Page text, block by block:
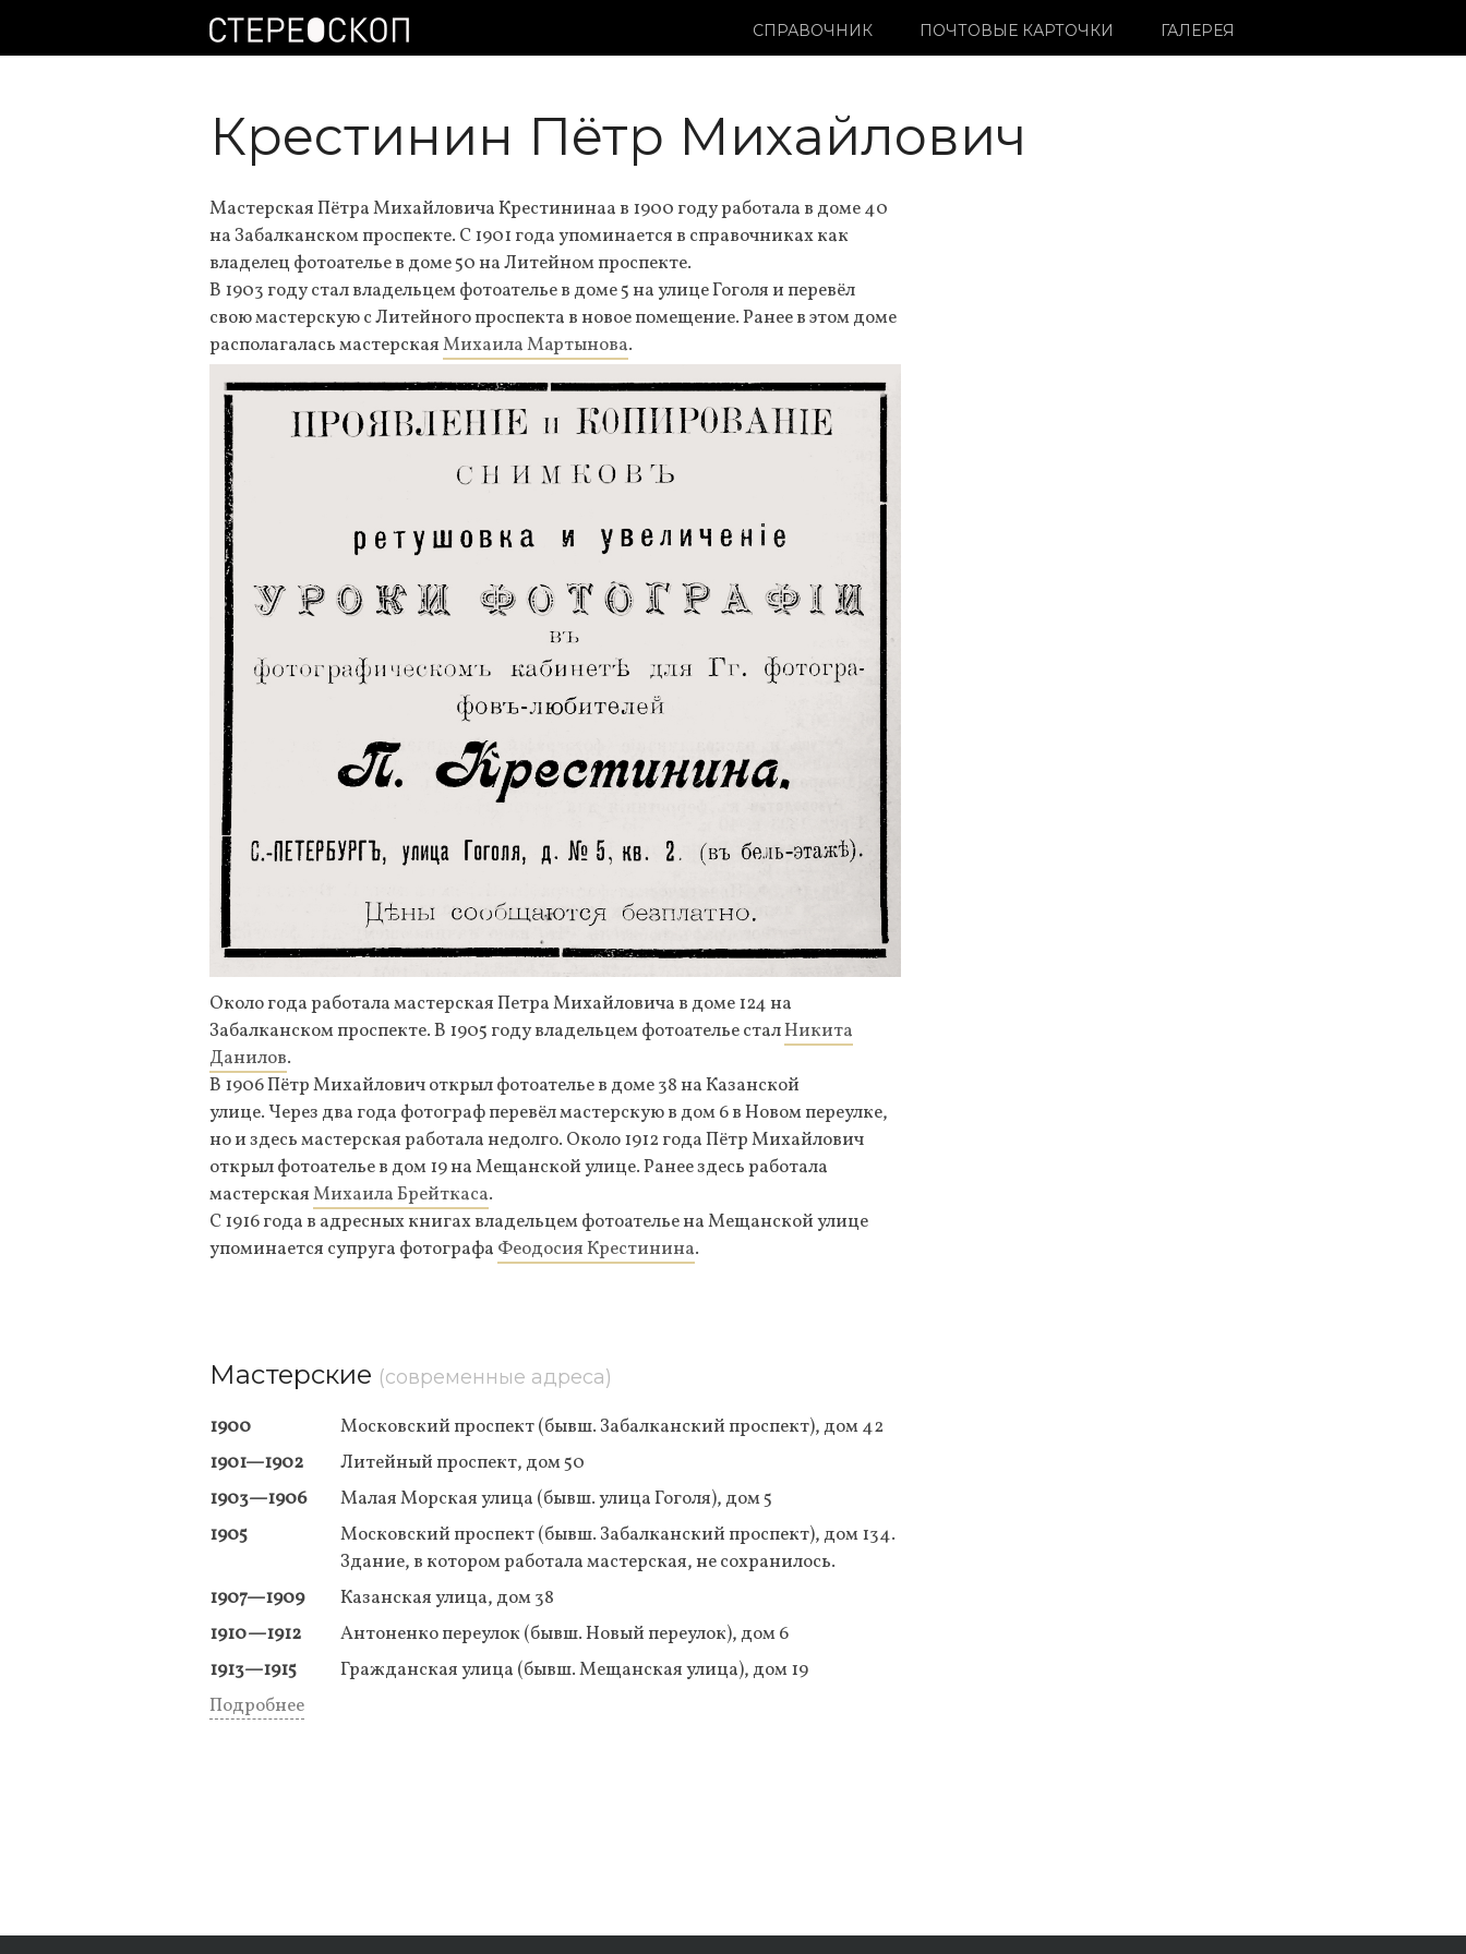
СПРАВОЧНИК ПОЧТОВЫЕ КАРТОЧКИ ГАЛЕРЕЯ
Крестинин Пётр Михайлович
Мастерская Пётра Михайловича Крестининаа в 1900 году работала в доме 40
на Забалканском проспекте. С 1901 года упоминается в справочниках как
владелец фотоателье в доме 50 на Литейном проспекте.
В 1903 году стал владельцем фотоателье в доме 5 на улице Гоголя и перевёл
свою мастерскую с Литейного проспекта в новое помещение. Ранее в этом доме
располагалась мастерскаяМихаила Мартынова.
Около года работала мастерская Петра Михайловича в доме 124 на
Забалканском проспекте. В 1905 году владельцем фотоателье сталНикита
Данилов.
В 1906 Пётр Михайлович открыл фотоателье в доме 38 на Казанской
улице. Через два года фотограф перевёл мастерскую в дом 6 в Новом переулке,
но и здесь мастерская работала недолго. Около 1912 года Пётр Михайлович
открыл фотоателье в дом 19 на Мещанской улице. Ранее здесь работала
мастерскаяМихаила Брейткаса.
С 1916 года в адресных книгах владельцем фотоателье на Мещанской улице
упоминается супруга фотографа Феодосия Крестинина.
Мастерские (современные адреса)
1900
Московский проспект (бывш. Забалканский проспект), дом 42
1901—1902
Литейный проспект, дом 50
1903—1906
Малая Морская улица (бывш. улица Гоголя), дом 5
1905
Московский проспект (бывш. Забалканский проспект), дом 134.
Здание, в котором работала мастерская, не сохранилось.
1907—1909
Казанская улица, дом 38
1910—1912
Антоненко переулок (бывш. Новый переулок), дом 6
1913—1915
Гражданская улица (бывш. Мещанская улица), дом 19
Подробнее